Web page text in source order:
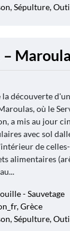
Sépulture,
découverte
où le
a mis au jour
avec sol
de
alimentaires
- Sauvetage
Grèce
Sépulture,